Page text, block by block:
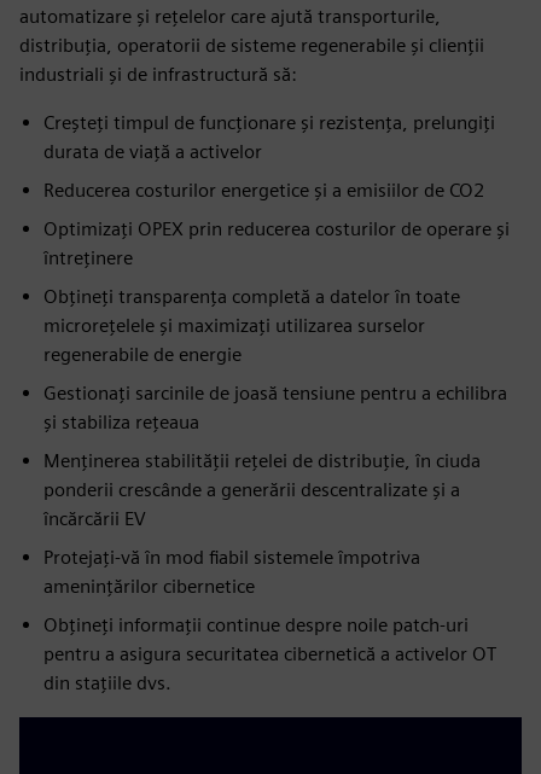
automatizare și rețelelor care ajută transporturile,
distribuția, operatorii de sisteme regenerabile și clienții
industriali și de infrastructură să:
Creșteți timpul de funcționare și rezistența, prelungiți
durata de viață a activelor
Reducerea costurilor energetice și a emisiilor de CO2
Optimizați OPEX prin reducerea costurilor de operare și
întreținere
Obțineți transparența completă a datelor în toate
microrețelele și maximizați utilizarea surselor
regenerabile de energie
Gestionați sarcinile de joasă tensiune pentru a echilibra
și stabiliza rețeaua
Menținerea stabilității rețelei de distribuție, în ciuda
ponderii crescânde a generării descentralizate și a
încărcării EV
Protejați-vă în mod fiabil sistemele împotriva
amenințărilor cibernetice
Obțineți informații continue despre noile patch-uri
pentru a asigura securitatea cibernetică a activelor OT
din stațiile dvs.